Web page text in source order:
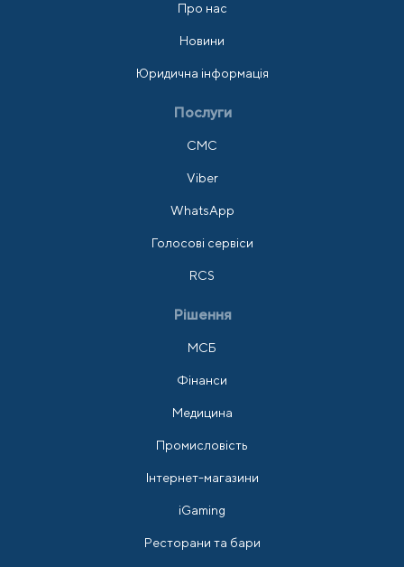
Про нас
Новини
Юридична інформація
Послуги
СМС
Viber
WhatsApp
Голосові сервіси
RCS
Рішення
МСБ
Фінанси
Медицина
Промисловість
Інтернет-магазини
iGaming
Ресторани та бари